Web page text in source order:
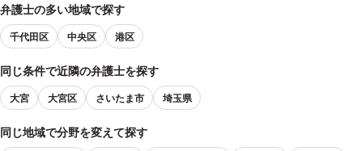
弁護士の多い地域で探す
千代田区 中央区 港区
同じ条件で近隣の弁護士を探す
大宮 大宮区 さいたま市 埼玉県
同じ地域で分野を変えて探す